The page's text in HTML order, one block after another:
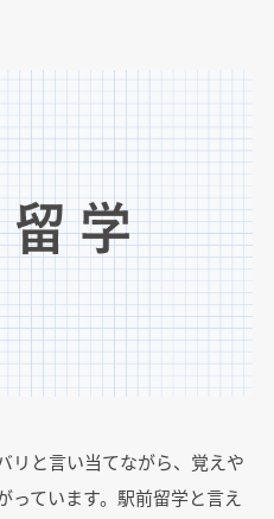
リと言い当てながら、覚えや
っています。駅前留学と言え